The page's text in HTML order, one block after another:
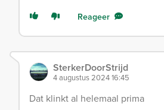
Reageer
SterkerDoorStrijd
4 augustus 2024 16:45
Dat klinkt al helemaal prima